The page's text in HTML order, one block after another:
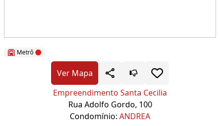
Metrô
Ver Mapa
Empreendimento Santa Cecilia
Rua Adolfo Gordo, 100
Condomínio: ANDREA